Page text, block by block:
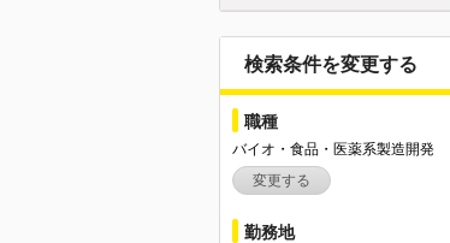
検索条件を変更する
職種
バイオ・食品・医薬系製造開発
変更する
勤務地